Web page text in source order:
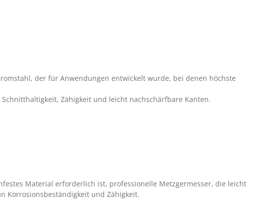
der für Anwendungen entwickelt wurde, bei denen höchste
Zähigkeit und leicht nachschärfbare Kanten.
Material erforderlich ist, professionelle Metzgermesser, die leicht
Korrosionsbeständigkeit und Zähigkeit.